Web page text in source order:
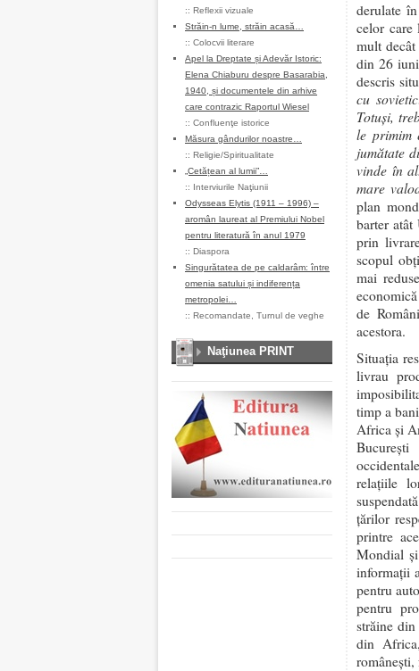
:: Reflexii vizuale
Străin-n lume, străin acasă…
:: Colocvii literare
Apel la Dreptate și Adevăr Istoric:
Elena Chiaburu despre Basarabia,
1940, și documentele din arhive
care contrazic Raportul Wiesel
:: Confluenţe istorice
Măsura gândurilor noastre…
:: Religie/Spiritualitate
„Cetățean al lumii”…
:: Interviurile Naţiunii
Odysseas Elytis (1911 – 1996) –
aromân laureat al Premiului Nobel
pentru literatură în anul 1979
:: Diaspora
Singurătatea de pe caldarâm: între
omenia satului și indiferența
metropolei…
:: Recomandate Turnul de veghe
Naţiunea PRINT
derulate
celor care
mult
din 26
descris
cu
Totuşi,
le primim
jumătate
vinde în
mare
plan
barter
prin
scopul
mai
de
acestora.
Situaţia
livrau
timp a
Africa şi
relaţiile
ţărilor
printre
Mondial
informaţii
pentru
pentru
străine
din
româneşti,